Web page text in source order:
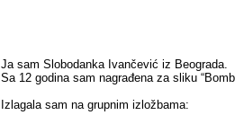
Ja sam Slobodanka Ivančević iz Beograda.
Sa 12 godina sam nagrađena za sliku
Izlagala sam na grupnim izložbama: